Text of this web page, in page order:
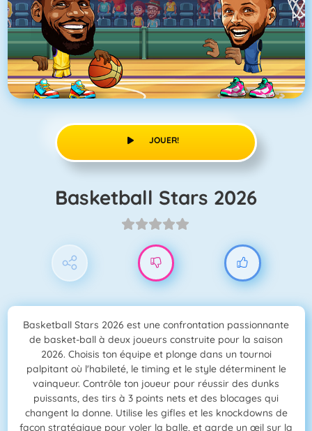
JOUER!
Basketball Stars 2026
Basketball Stars 2026 est une confrontation passionnante
de basket-ball à deux joueurs construite pour la saison
2026. Choisis ton équipe et plonge dans un tournoi
palpitant où l'habileté, le timing et le style déterminent le
vainqueur. Contrôle ton joueur pour réussir des dunks
puissants, des tirs à 3 points nets et des blocages qui
changent la donne. Utilise les gifles et les knockdowns de
façon stratégique pour voler la balle, et garde un œil sur la